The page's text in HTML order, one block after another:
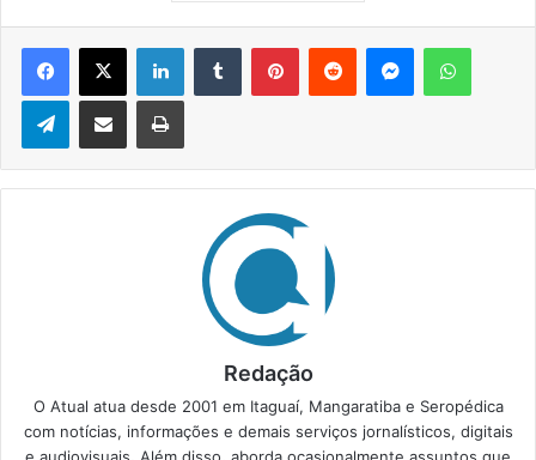
Telegram
Redação
O Atual atua desde 2001 em Itaguaí, Mangaratiba e Seropédica
com notícias, informações e demais serviços jornalísticos, digitais